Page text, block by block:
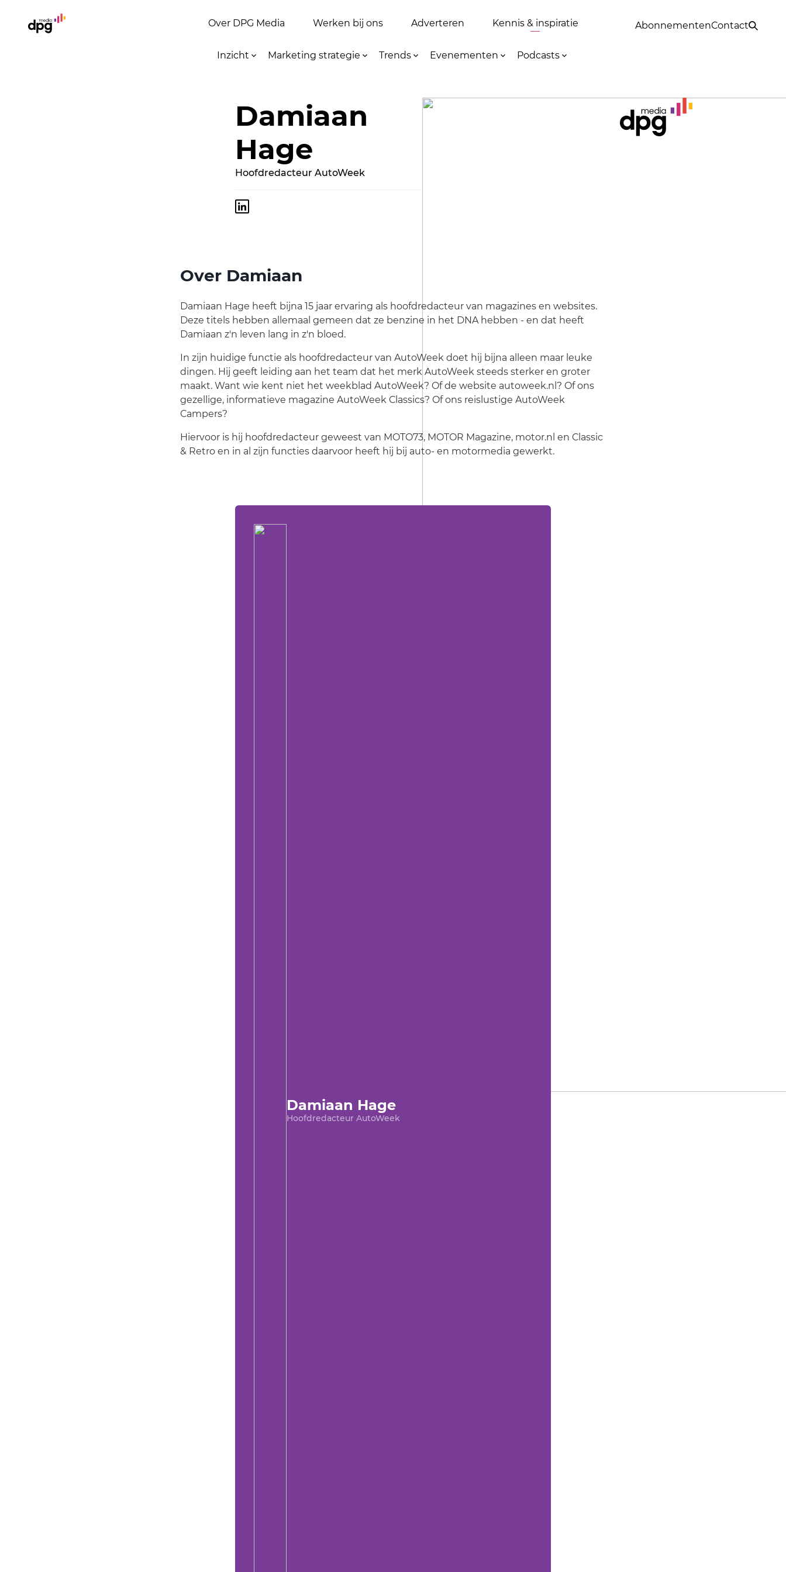
Over DPG Media Werken bij ons Adverteren Kennis & inspiratie AbonnementenContact
Inzicht Marketing strategie Trends Evenementen Podcasts
Damiaan
Hage
Hoofdredacteur AutoWeek
Over Damiaan
Damiaan Hage heeft bijna 15 jaar ervaring als hoofdredacteur van magazines en websites.
Deze titels hebben allemaal gemeen dat ze benzine in het DNA hebben - en dat heeft
Damiaan z'n leven lang in z'n bloed.
In zijn huidige functie als hoofdredacteur van AutoWeek doet hij bijna alleen maar leuke
dingen. Hij geeft leiding aan het team dat het merk AutoWeek steeds sterker en groter
maakt. Want wie kent niet het weekblad AutoWeek? Of de website autoweek.nl? Of ons
gezellige, informatieve magazine AutoWeek Classics? Of ons reislustige AutoWeek
Campers?
Hiervoor is hij hoofdredacteur geweest van MOTO73, MOTOR Magazine, motor.nl en Classic
& Retro en in al zijn functies daarvoor heeft hij bij auto- en motormedia gewerkt.
Damiaan Hage
Hoofdredacteur AutoWeek